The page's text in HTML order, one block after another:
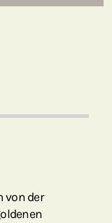
von der